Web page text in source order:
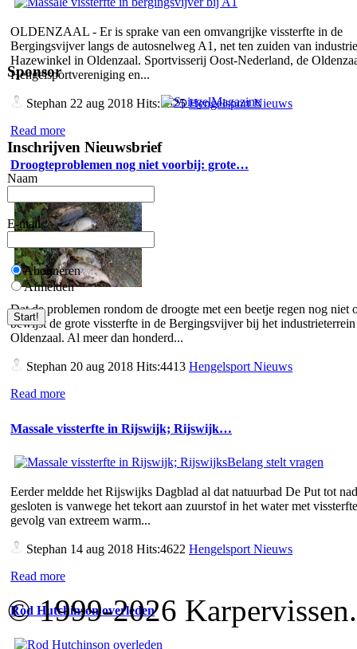
OLDENZAAL - Er is sprake van een omvangrijke vissterfte in de
Bergingsvijver langs de autosnelweg A1, net ten zuiden van
Hazewinkel in Oldenzaal. Sportvisserij Oost-Nederland, de
Hengelsportvereniging en...
Stephan 22 aug 2018 Hits:5325Hengelsport Nieuws
Read more
Droogteproblemen nog niet voorbij: grote…
Dat de problemen rondom de droogte met een beetje regen nog niet
bewijst de grote vissterfte in de Bergingsvijver bij het
Oldenzaal. Al meer dan honderd...
Stephan 20 aug 2018 Hits:4413 Hengelsport Nieuws
Read more
Massale vissterfte in Rijswijk; Rijswijk…
Eerder meldde het Rijswijks Dagblad al dat natuurbad De Put tot
gesloten is vanwege het tekort aan zuurstof in het water met
gevolg van extreem warm...
Stephan 14 aug 2018 Hits:4622 Hengelsport Nieuws
Read more
Rod Hutchinson overleden
Sponsor
Inschrijven Nieuwsbrief
Naam
E-mail
Abonneren
Afmelden
© 1999-2026